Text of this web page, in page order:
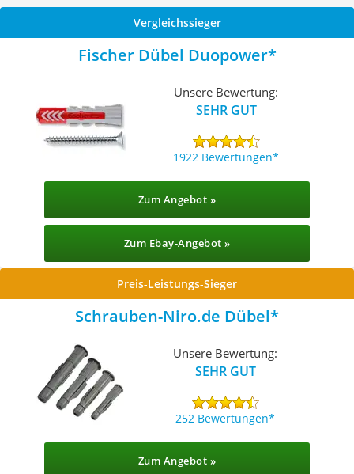
Vergleichssieger
Fischer Dübel Duopower
Unsere Bewertung:
SEHR GUT
1922 Bewertungen
Zum Angebot »
Zum Ebay-Angebot »
Preis-Leistungs-Sieger
Schrauben-Niro.de Dübel
Unsere Bewertung:
SEHR GUT
252 Bewertungen
Zum Angebot »